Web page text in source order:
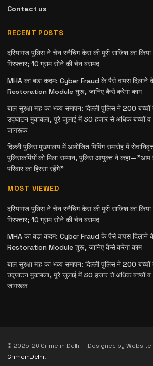
Contact us
RECENT POSTS
दरियागंज पुलिस ने चेन स्नैचिंग केस की पूरी साजिश का किया
गिरफ्तार; 10 ग्राम सोने की चेन बरामद
MHA का बड़ा कदम: Cyber Fraud के पैसे वापस दिलाने
Restoration Module शुरू, जानिए कैसे करेगा काम
बाल सुरक्षा माह का भव्य समापन: दिल्ली पुलिस ने 200 बच्चों
उद्घाटन मुकाबला, पूरे जुलाई में 30 हजार से अधिक बच्चों व
जागरूक
दिल्ली पुलिस मुख्यालय में आयोजित पिपिंग समारोह में
पुलिसकर्मियों को मिला सम्मान, पुलिस आयुक्त ने कहा—”आप
परिवार का हिस्सा रहेंगे”
MOST VIEWED
दरियागंज पुलिस ने चेन स्नैचिंग केस की पूरी साजिश का किया
गिरफ्तार; 10 ग्राम सोने की चेन बरामद
MHA का बड़ा कदम: Cyber Fraud के पैसे वापस दिलाने
Restoration Module शुरू, जानिए कैसे करेगा काम
बाल सुरक्षा माह का भव्य समापन: दिल्ली पुलिस ने 200 बच्चों
उद्घाटन मुकाबला, पूरे जुलाई में 30 हजार से अधिक बच्चों व
जागरूक
© 2025-26 Crime in Delhi – Designed by Website
CrimeinDelhi.